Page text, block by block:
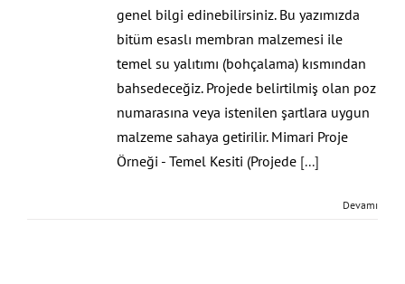
genel bilgi edinebilirsiniz. Bu yazımızda
bitüm esaslı membran malzemesi ile
temel su yalıtımı (bohçalama) kısmından
bahsedeceğiz. Projede belirtilmiş olan poz
numarasına veya istenilen şartlara uygun
malzeme sahaya getirilir. Mimari Proje
Örneği - Temel Kesiti (Projede [...]
Devamı